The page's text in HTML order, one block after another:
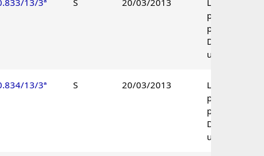
13/3ª S 20/03/2013
Lançamento
parcialmente
procedente.
Decisão
unânime.
13/3ª S 20/03/2013
Lançamento
parcialmente
procedente.
Decisão
unânime.